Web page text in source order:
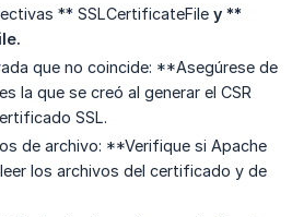
** SSLCertificateFile y **
que no coincide: **Asegúrese de
la que se creó al generar el CSR
SSL.
de archivo: **Verifique si Apache
los archivos del certificado y de